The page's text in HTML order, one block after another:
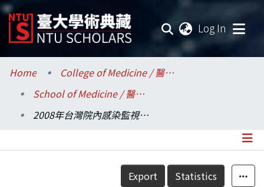
Log In
Communities & Collections
Research Outputs
Home
College of Medicine / 醫學院
School of Medicine / 醫學系
2008年台灣院內感染監視系統分析報告
Details
Export Statistics